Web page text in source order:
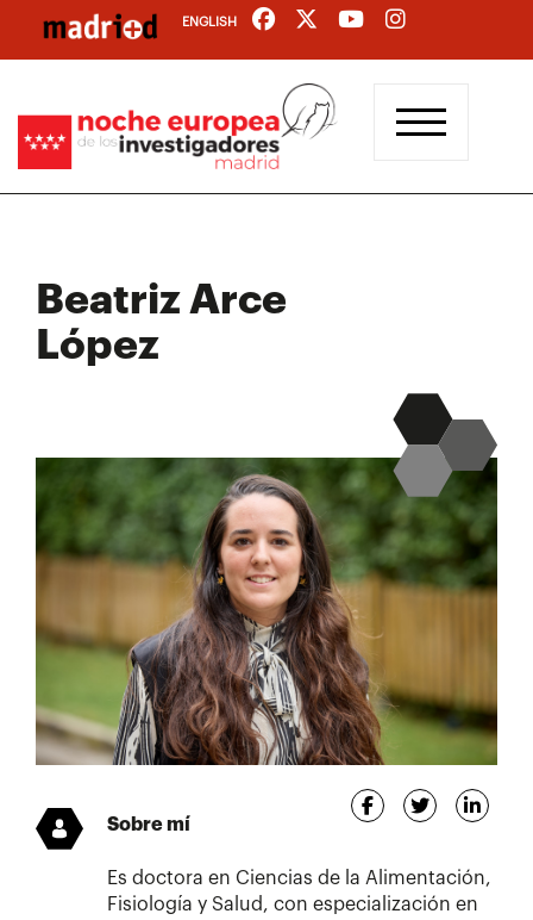
contenido
ENGLISH
Beatriz Arce
López
Sobre mí
Es doctora en Ciencias de la Alimentación,
Fisiología y Salud, con especialización en